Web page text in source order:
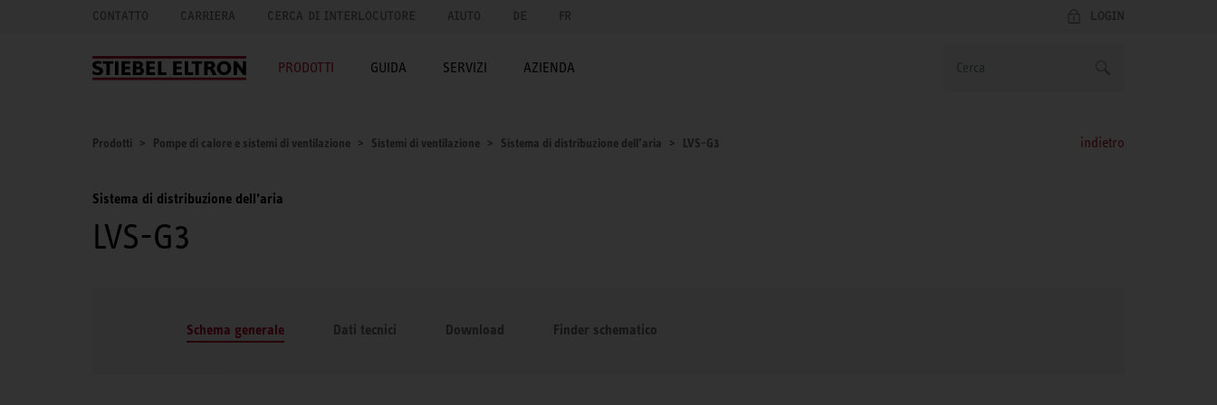
CONTATTO CARRIERA CERCA DI INTERLOCUTORE AIUTO DE FR LOGIN
PRODOTTI GUIDA SERVIZI AZIENDA
Prodotti Pompe di calore e sistemi di ventilazione Sistemi di ventilazione Sistema di distribuzione dell’aria LVS-G3 indietro
Sistema di distribuzione dell’aria
LVS-G3
Schema generale Dati tecnici Download Finder schematico